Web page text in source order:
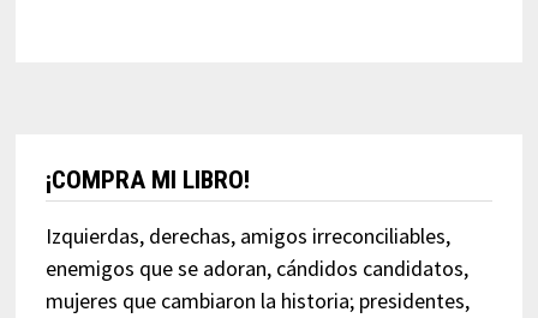
¡COMPRA MI LIBRO!
Izquierdas, derechas, amigos irreconciliables,
enemigos que se adoran, cándidos candidatos,
mujeres que cambiaron la historia; presidentes,